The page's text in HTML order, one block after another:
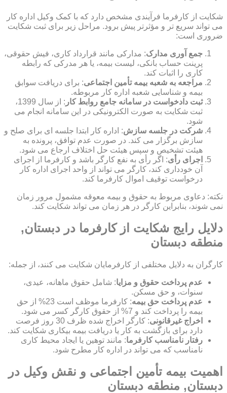
شکایت از کارفرما فرآیندی مشخص دارد که با کمک وکیل اداره کار
می تواند سریع تر و مؤثرتر پیش برود. مراحل زیر برای ثبت شکایت
ضروری است:
جمع آوری مدارک: مدارکی مانند قرارداد کاری، فیش حقوقی،
پرینت حساب بانکی، لیست بیمه، یا هر مدرکی که رابطه
کاری را اثبات کند.
مراجعه به شعبه بیمه تأمین اجتماعی: برای دریافت سوابق
بیمه و شناسایی شعبه اداره کار مربوطه.
ثبت دادخواست در سامانه جامع روابط کار
: از سال 1399،
ثبت شکایت به صورت الکترونیکی در این سامانه انجام می
شود.
شرکت در جلسه سازش: اداره کار ابتدا جلسه ای برای صلح و
سازش برگزار می کند. در صورت عدم توافق، پرونده به
هیئت تشخیص و سپس هیئت حل اختلاف ارجاع می شود.
اجرای رأی: اگر رأی به نفع کارگر باشد و کارفرما از اجرای
آن خودداری کند، کارگر می تواند از واحد اجرای اداره کار
درخواست توقیف اموال کارفرما کند.
نکته: دعاوی مربوط به حقوق و بیمه معوقه مشمول مرور زمان
نمی شوند، بنابراین کارگر در هر زمان می تواند شکایت کند.
دلایل رایج شکایت از کارفرما در دبستان,
منطقه دبستان
کارگران به دلایل مختلفی از کارفرمایان شکایت می کنند، از جمله:
عدم پرداخت حقوق و مزایا: شامل حقوق ماهانه، عیدی،
سنوات، و حق مسکن.
عدم پرداخت حق بیمه
: کارفرما موظف است 23% از حق
بیمه را پرداخت کند و 7% از حقوق کارگر کسر می شود.
اخراج غیرقانونی
: کارگر اخراج شده ظرف 30 روز فرصت
دارد برای بازگشت به کار یا دریافت بیمه بیکاری شکایت کند.
رفتار نامناسب کارفرما: مانند توهین یا ایجاد محیط کاری
نامناسب که می تواند در اداره کار مطرح شود.
اهمیت بیمه تأمین اجتماعی و نقش وکیل در
دبستان, منطقه دبستان